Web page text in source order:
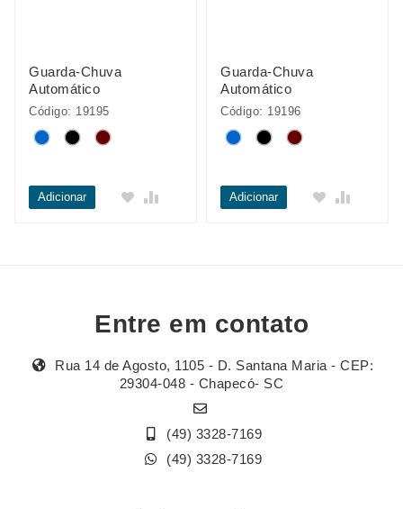
Guarda-Chuva
Automático
Código: 19195
Adicionar
Guarda-Chuva
Automático
Código: 19196
Adicionar
Entre em contato
Rua 14 de Agosto, 1105 - D. Santana Maria - CEP:
29304-048 - Chapecó- SC
(49) 3328-7169
(49) 3328-7169